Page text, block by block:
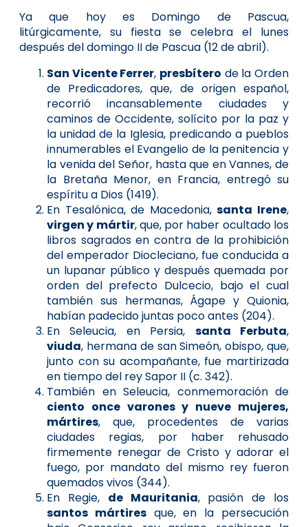
Ya que hoy es Domingo de Pascua,
litúrgicamente, su fiesta se celebra el lunes
después del domingo II de Pascua (12 de abril).
San Vicente Ferrer, presbítero de la Orden
de Predicadores, que, de origen español,
recorrió incansablemente ciudades y
caminos de Occidente, solícito por la paz y
la unidad de la Iglesia, predicando a pueblos
innumerables el Evangelio de la penitencia y
la venida del Señor, hasta que en Vannes, de
la Bretaña Menor, en Francia, entregó su
espíritu a Dios (1419).
En Tesalónica, de Macedonia,santa Irene,
virgen y mártir, que, por haber ocultado los
libros sagrados en contra de la prohibición
del emperador Diocleciano, fue conducida a
un lupanar público y después quemada por
orden del prefecto Dulcecio, bajo el cual
también sus hermanas, Ágape y Quionia,
habían padecido juntas poco antes (204).
En Seleucia, en Persia, santa Ferbuta,
viuda, hermana de san Simeón, obispo, que,
junto con su acompañante, fue martirizada
en tiempo del rey Sapor II (c. 342).
También en Seleucia, conmemoración de
ciento once varones y nueve mujeres,
mártires, que, procedentes de varias
ciudades regias, por haber rehusado
firmemente renegar de Cristo y adorar el
fuego, por mandato del mismo rey fueron
quemados vivos (344).
En Regie, de Mauritania, pasión de los
santos mártiresque, en la persecución